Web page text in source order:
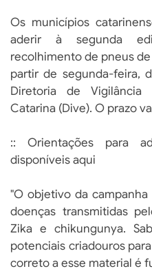
Os municípios
aderir à segunda
recolhimento de pneus
partir de segunda-feira,
Diretoria de Vigilância
Catarina (Dive). O prazo
:: Orientações para
disponíveis aqui
"O objetivo da
doenças transmitidas
Zika e chikungunya.
potenciais criadouros
correto a esse material é